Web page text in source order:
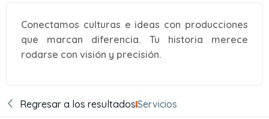
Conectamos culturas e ideas con producciones
que marcan diferencia. Tu historia merece
rodarse con visión y precisión.
Regresar a los resultadosServicios